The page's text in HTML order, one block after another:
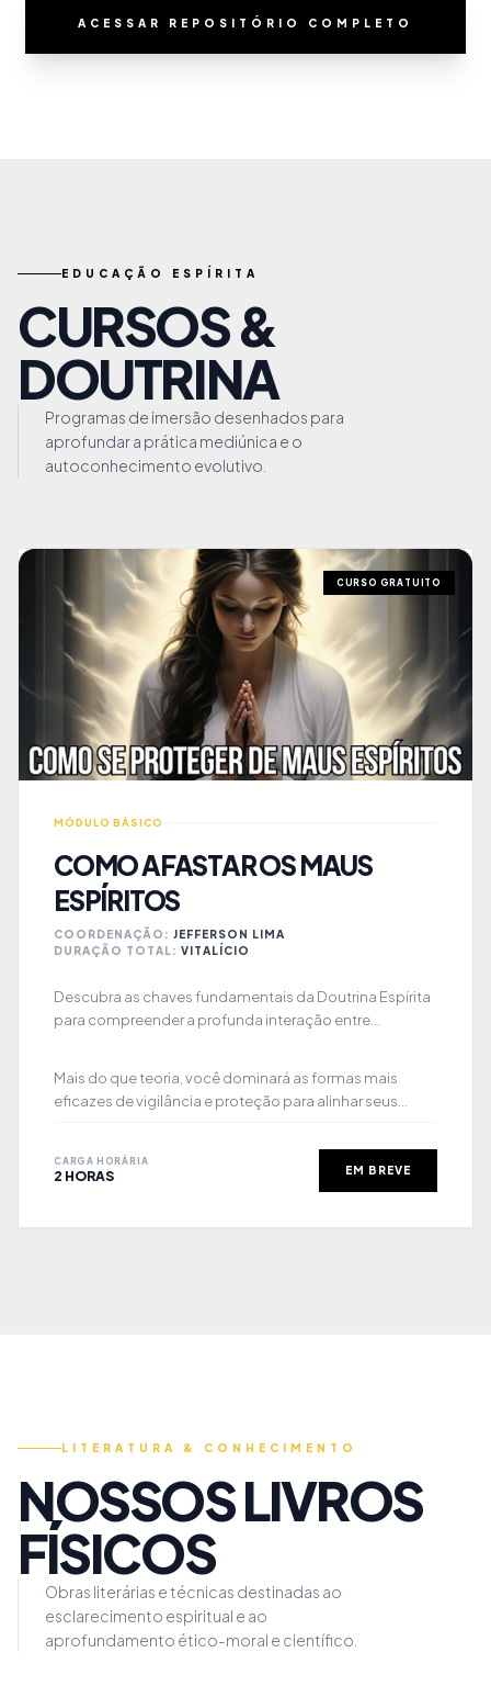
ACESSAR REPOSITÓRIO COMPLETO
EDUCAÇÃO ESPÍRITA
CURSOS &
DOUTRINA
Programas de imersão desenhados para
aprofundar a prática mediúnica e o
autoconhecimento evolutivo.
CURSO GRATUITO
MÓDULO BÁSICO
COMO AFASTAR OS MAUS
ESPÍRITOS
COORDENAÇÃO: JEFFERSON LIMA
DURAÇÃO TOTAL: VITALÍCIO
Descubra as chaves fundamentais da Doutrina Espírita
para compreender a profunda interação entre
uma jornada de aprendizado profundo, aprendendo a
identificar sintonias mentais e a construir um escudo de
superior.
Mais do que teoria, você dominará as formas mais
eficazes de vigilância e proteção para alinhar seus
sobre sua atmosfera psíquica, cerque-se de
companhias elevadas e transforme sua jornada em um
caminho de paz, equilíbrio e constante bem-estar.
CARGA HORÁRIA
2 HORAS EM BREVE
LITERATURA & CONHECIMENTO
NOSSOS LIVROS
FÍSICOS
Obras literárias e técnicas destinadas ao
esclarecimento espiritual e ao
aprofundamento ético-moral e científico.